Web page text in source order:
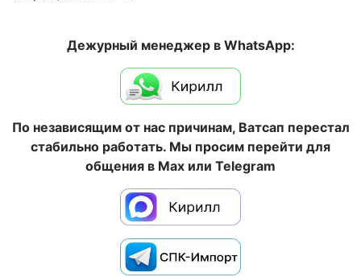
Дежурный менеджер в WhatsApp:
По независящим от нас причинам, Ватсап перестал
стабильно работать. Мы просим перейти для
общения в Max или Telegram